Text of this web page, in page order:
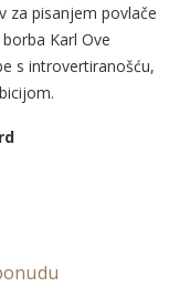
za pisanjem povlače
Karl Ove
s introvertiranošću,